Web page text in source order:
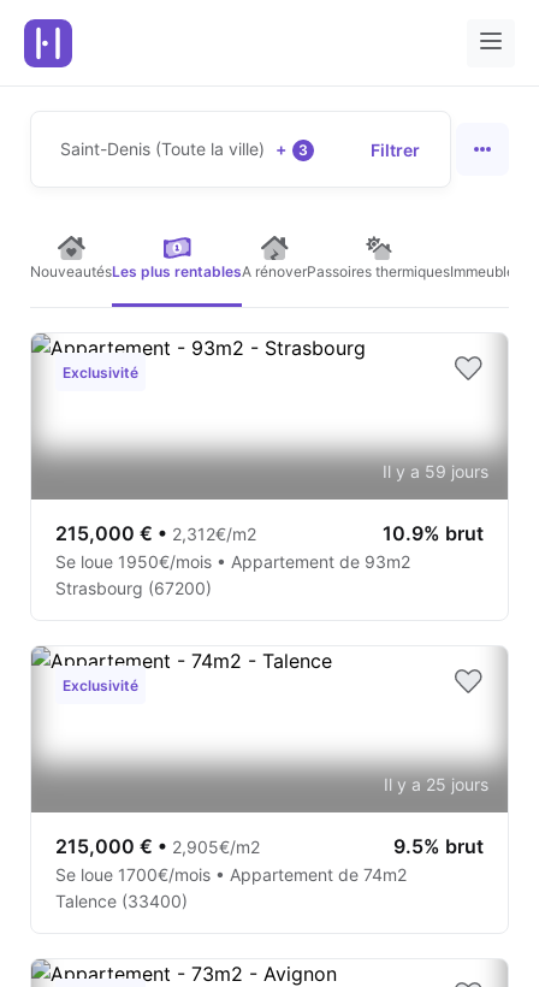
Saint-Denis (Toute la ville) + 3 Filtrer
NouveautésLes plus rentablesA rénoverPassoires thermiquesImmeubles
Exclusivité
Il y a 59 jours
215,000 € • 2,312€/m2 10.9% brut
Se loue 1950€/mois • Appartement de 93m2
Strasbourg (67200)
Exclusivité
Il y a 25 jours
215,000 € • 2,905€/m2 9.5% brut
Se loue 1700€/mois • Appartement de 74m2
Talence (33400)